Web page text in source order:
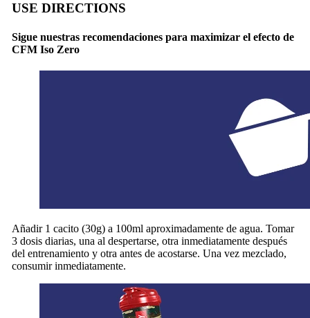
USE DIRECTIONS
Sigue nuestras recomendacionespara maximizar el efecto de
CFM Iso Zero
Añadir 1 cacito (30g) a 100ml aproximadamente de agua. Tomar
3 dosis diarias, una al despertarse, otra inmediatamente después
del entrenamiento y otra antes de acostarse. Una vez mezclado,
consumir inmediatamente.